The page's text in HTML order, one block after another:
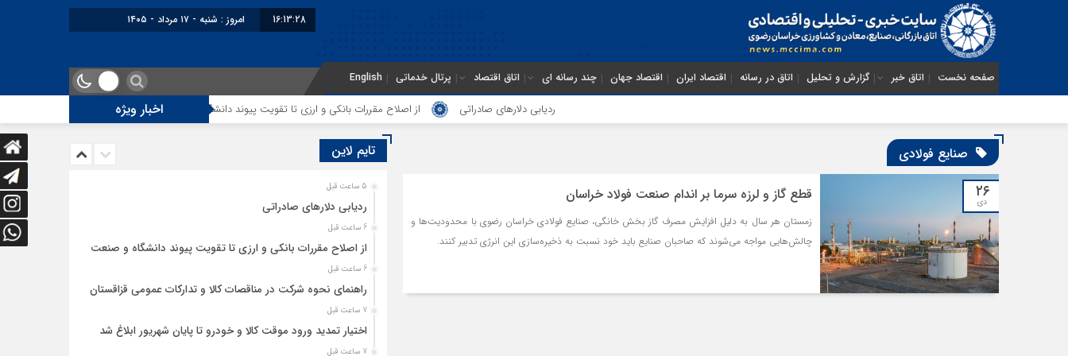
16:13:28 امروز : شنبه - ۱۷ مرداد - ۱۴۰۵
صفحه نخست اتاق خبر گزارش و تحلیل اتاق در رسانه اقتصاد ایران اقتصاد جهان چند رسانه ای اتاق اقتصاد پرتال خدماتی English
اخبار ویژه ردیابی دلارهای صادراتی از اصلاح مقررات بانکی و ارزی تا تقویت پیوند دانشگاه و صنعت راهنمای نحوه شرکت در مناقصات
صنایع فولادی
۲۶
دی قطع گاز و لرزه سرما بر اندام صنعت فولاد خراسان
زمستان هر سال به دلیل افزایش مصرف گاز بخش خانگی، صنایع فولادی خراسان رضوی با محدودیت‌ها و
چالش‌هایی مواجه می‌شوند که صاحبان صنایع باید خود نسبت به ذخیره‌سازی این انرژی تدبیر کنند.
تایم لاین
5 ساعت قبل
ردیابی دلارهای صادراتی
6 ساعت قبل
از اصلاح مقررات بانکی و ارزی تا تقویت پیوند دانشگاه و صنعت
6 ساعت قبل
راهنمای نحوه شرکت در مناقصات کالا و تدارکات عمومی قزاقستان
7 ساعت قبل
اختیار تمدید ورود موقت کالا و خودرو تا پایان شهریور ابلاغ شد
7 ساعت قبل